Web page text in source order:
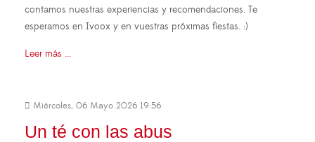
contamos nuestras experiencias y recomendaciones. Te
esperamos en Ivoox y en vuestras próximas fiestas. :)
Leer más ...
Miércoles, 06 Mayo 2026 19:56
Un té con las abus